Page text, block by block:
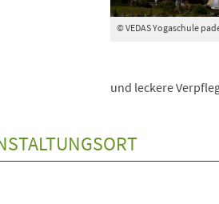
© VEDAS Yogaschule
und leckere